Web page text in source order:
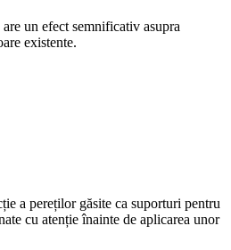
un efect semnificativ asupra
existente.
a pereților găsite ca suporturi pentru
cu atenție înainte de aplicarea unor